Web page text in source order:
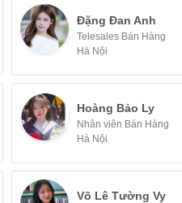
Đặng Đan Anh
Telesales Bán Hàng
Hà Nội
Hoàng Bảo Ly
Nhân viên Bán Hàng
Hà Nội
Võ Lê Tường Vy